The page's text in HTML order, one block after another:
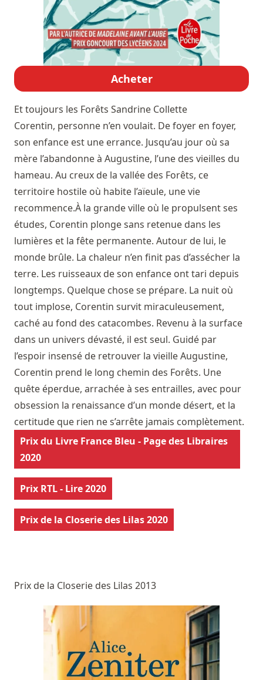
Acheter
Et toujours les Forêts Sandrine Collette
Corentin, personne n’en voulait. De foyer en foyer,
son enfance est une errance. Jusqu’au jour où sa
mère l’abandonne à Augustine, l’une des vieilles du
hameau. Au creux de la vallée des Forêts, ce
territoire hostile où habite l’aïeule, une vie
recommence.À la grande ville où le propulsent ses
études, Corentin plonge sans retenue dans les
lumières et la fête permanente. Autour de lui, le
monde brûle. La chaleur n’en finit pas d’assécher la
terre. Les ruisseaux de son enfance ont tari depuis
longtemps. Quelque chose se prépare. La nuit où
tout implose, Corentin survit miraculeusement,
caché au fond des catacombes. Revenu à la surface
dans un univers dévasté, il est seul. Guidé par
l’espoir insensé de retrouver la vieille Augustine,
Corentin prend le long chemin des Forêts. Une
quête éperdue, arrachée à ses entrailles, avec pour
obsession la renaissance d’un monde désert, et la
certitude que rien ne s’arrête jamais complètement.
Prix du Livre France Bleu - Page des Libraires
2020
Prix RTL - Lire 2020
Prix de la Closerie des Lilas 2020
Prix de la Closerie des Lilas 2013